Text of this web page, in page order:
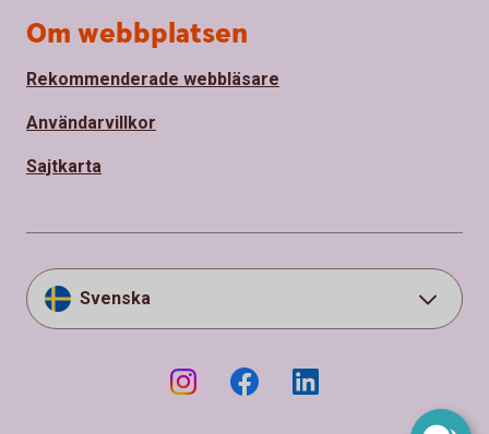
Om webbplatsen
Rekommenderade webbläsare
Användarvillkor
Sajtkarta
Svenska